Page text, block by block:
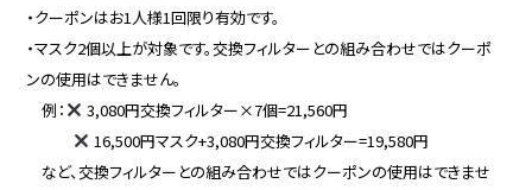
・クーポンはお1人様1回限り有効です。
・マスク2個以上が対象です。交換フィルターとの組み合わせではクーポ
ンの使用はできません。
例：
3,080円交換フィルター×7個=21,560円
16,500円マスク+3,080円交換フィルター=19,580円
など、交換フィルターとの組み合わせではクーポンの使用はできませ